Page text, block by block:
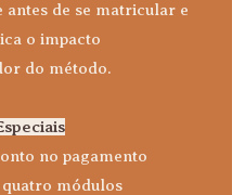
antes de se matricular e
o impacto
do método.
no pagamento
módulos